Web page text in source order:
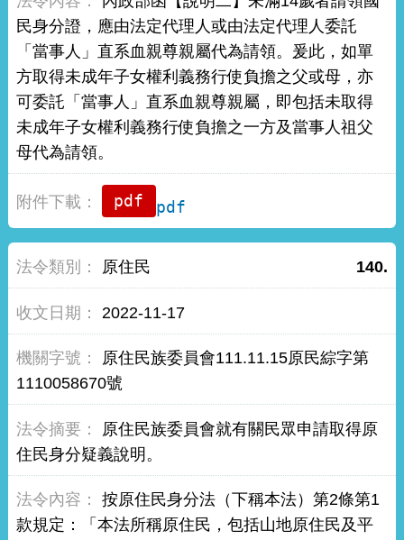
民身分證，應由法定代理人或由法定代理人委託
「當事人」直系血親尊親屬代為請領。爰此，如單
方取得未成年子女權利義務行使負擔之父或母，亦
可委託「當事人」直系血親尊親屬，即包括未取得
未成年子女權利義務行使負擔之一方及當事人祖父
母代為請領。
pdf
140.
原住民
2022-11-17
原住民族委員會111.11.15原民綜字第
1110058670號
原住民族委員會就有關民眾申請取得原
住民身分疑義說明。
按原住民身分法（下稱本法）第2條第1
款規定：「本法所稱原住民，包括山地原住民及平